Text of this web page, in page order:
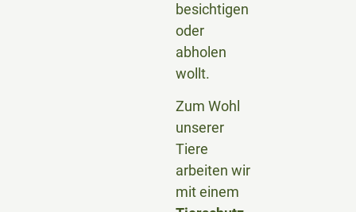
besichtigen
oder
abholen
wollt.
Zum Wohl
unserer
Tiere
arbeiten wir
mit einem